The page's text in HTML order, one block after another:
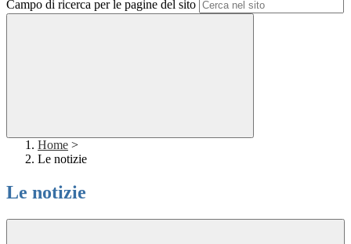
Campo di ricerca per le pagine del sito
Home >
Le notizie
Le notizie